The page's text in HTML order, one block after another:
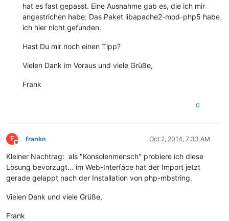
hat es fast gepasst. Eine Ausnahme gab es, die ich mir
angestrichen habe: Das Paket libapache2-mod-php5 habe
ich hier nicht gefunden.
Hast Du mir noch einen Tipp?
Vielen Dank im Voraus und viele Grüße,
Frank
0
F
Offline
frankn Oct 2, 2014, 7:33 AM
Kleiner Nachtrag: als "Konsolenmensch" probiere ich diese
Lösung bevorzugt… im Web-Interface hat der Import jetzt
gerade gelappt nach der Installation von php-mbstring.
Vielen Dank und viele Grüße,
Frank